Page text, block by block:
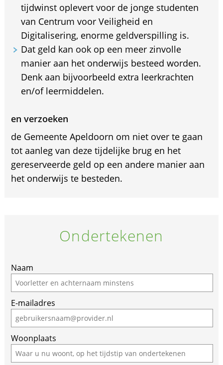
tijdwinst oplevert voor de jonge studenten
van Centrum voor Veiligheid en
Digitalisering, enorme geldverspilling is.
Dat geld kan ook op een meer zinvolle
manier aan het onderwijs besteed worden.
Denk aan bijvoorbeeld extra leerkrachten
en/of leermiddelen.
en verzoeken
de Gemeente Apeldoorn om niet over te gaan
tot aanleg van deze tijdelijke brug en het
gereserveerde geld op een andere manier aan
het onderwijs te besteden.
Ondertekenen
Naam
E-mailadres
Woonplaats